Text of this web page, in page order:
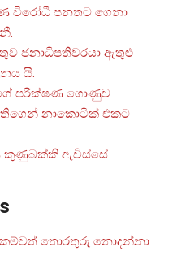
විරෝධී පනතට ගෙනා
ජනාධිපතිවරයා ඇතුළු
යි.
ගේ පරීක්ෂණ ගොණුව
නාකොටික් එකට
කුණුබක්කි ඇවිස්සේ
තොරතුරු නොදන්නා